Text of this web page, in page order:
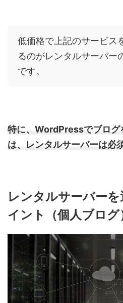
低価格で上記のサービス
るのがレンタルサーバー
です。
特に、 WordPressでブログ
は、レンタルサーバーは必
レンタルサーバー
イント（個人ブログ